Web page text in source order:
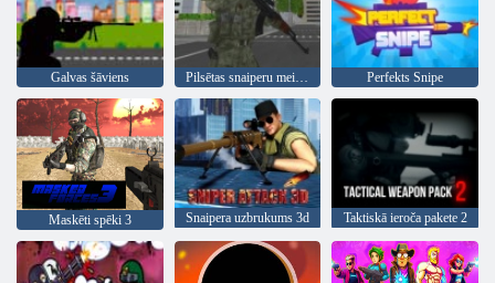
Galvas šāviens Pilsētas snaiperu meistars Perfekts Snipe
Maskēti spēki 3 Snaipera uzbrukums 3d Taktiskā ieroča pakete 2